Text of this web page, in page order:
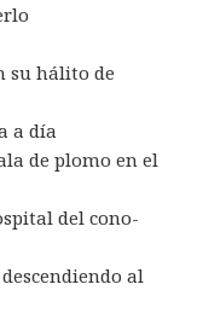
su hálito de
a día
de plomo en el
del cono-
al